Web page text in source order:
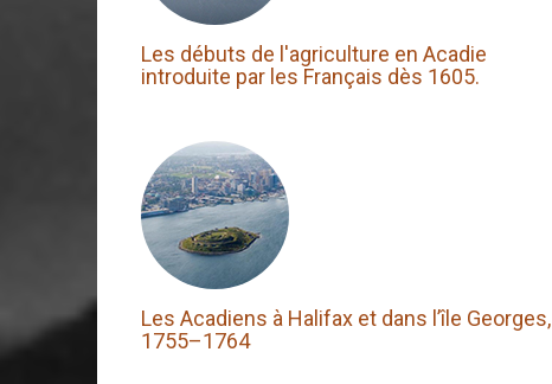
Les débuts de l'agriculture en Acadie
introduite par les Français dès 1605.
Les Acadiens à Halifax et dans l’île Georges,
1755–1764